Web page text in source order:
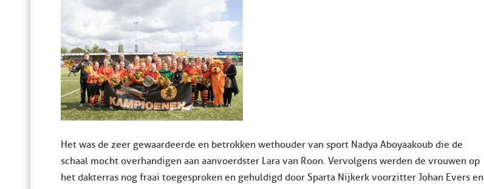
Het was de zeer gewaardeerde en betrokken wethouder van sport Nadya Aboyaakoub die de
schaal mocht overhandigen aan aanvoerdster Lara van Roon. Vervolgens werden de vrouwen op
het dakterras nog fraai toegesproken en gehuldigd door Sparta Nijkerk voorzitter Johan Evers en